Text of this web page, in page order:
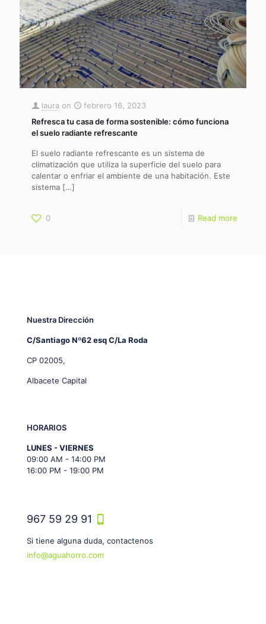
laura on
febrero 16, 2023
Refresca tu casa de forma sostenible: cómo funciona
el suelo radiante refrescante
El suelo radiante refrescante es un sistema de
climatización que utiliza la superficie del suelo para
calentar o enfriar el ambiente de una habitación. Este
sistema […]
0 Read more
Nuestra Dirección
C/Santiago Nº62 esq C/La Roda
CP 02005,
Albacete Capital
HORARIOS
LUNES - VIERNES
09:00 AM - 14:00 PM
16:00 PM - 19:00 PM
967 59 29 91
Si tiene alguna duda, contactenos
info@aguahorro.com